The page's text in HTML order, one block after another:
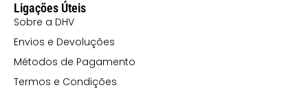
Ligações Úteis
Sobre a DHV
Envios e Devoluções
Métodos de Pagamento
Termos e Condições